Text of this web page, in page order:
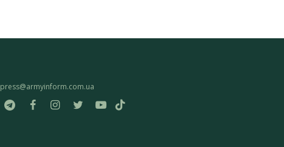
press@armyinform.com.ua